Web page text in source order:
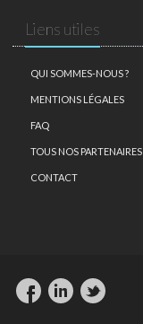
Liens utiles
QUI SOMMES-NOUS ?
MENTIONS LÉGALES
FAQ
TOUS NOS PARTENAIRES
CONTACT